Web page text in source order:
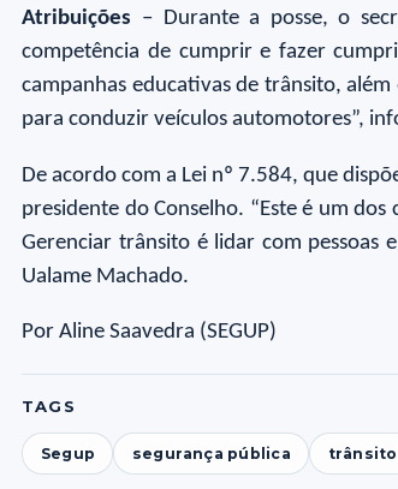
Atribuições – Durante a posse, o
competência de cumprir e fazer
campanhas educativas de trânsito,
para conduzir veículos automotores”,
De acordo com a Lei nº 7.584, que
presidente do Conselho. “Este é um
Gerenciar trânsito é lidar com pessoas
Ualame Machado.
Por Aline Saavedra (SEGUP)
TAGS
Segup segurança pública trânsito